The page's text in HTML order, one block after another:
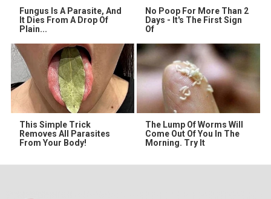
Fungus Is A Parasite, And
It Dies From A Drop Of
Plain...
No Poop For More Than 2
Days - It's The First Sign
Of
This Simple Trick
Removes All Parasites
From Your Body!
The Lump Of Worms Will
Come Out Of You In The
Morning. Try It